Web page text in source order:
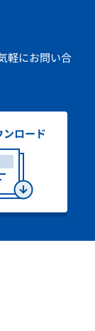
軽にお問い合
ロード